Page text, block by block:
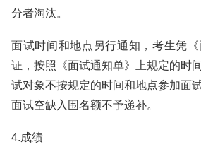
分者淘汰。
面试时间和地点另行通知，考生凭
证，按照《面试通知单》上规定的时
试对象不按规定的时间和地点参加面
面试空缺入围名额不予递补。
4.成绩